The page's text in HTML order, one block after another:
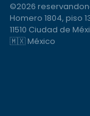
©2026
Homero 1804, piso
11510 Ciudad de
🇲🇽 México